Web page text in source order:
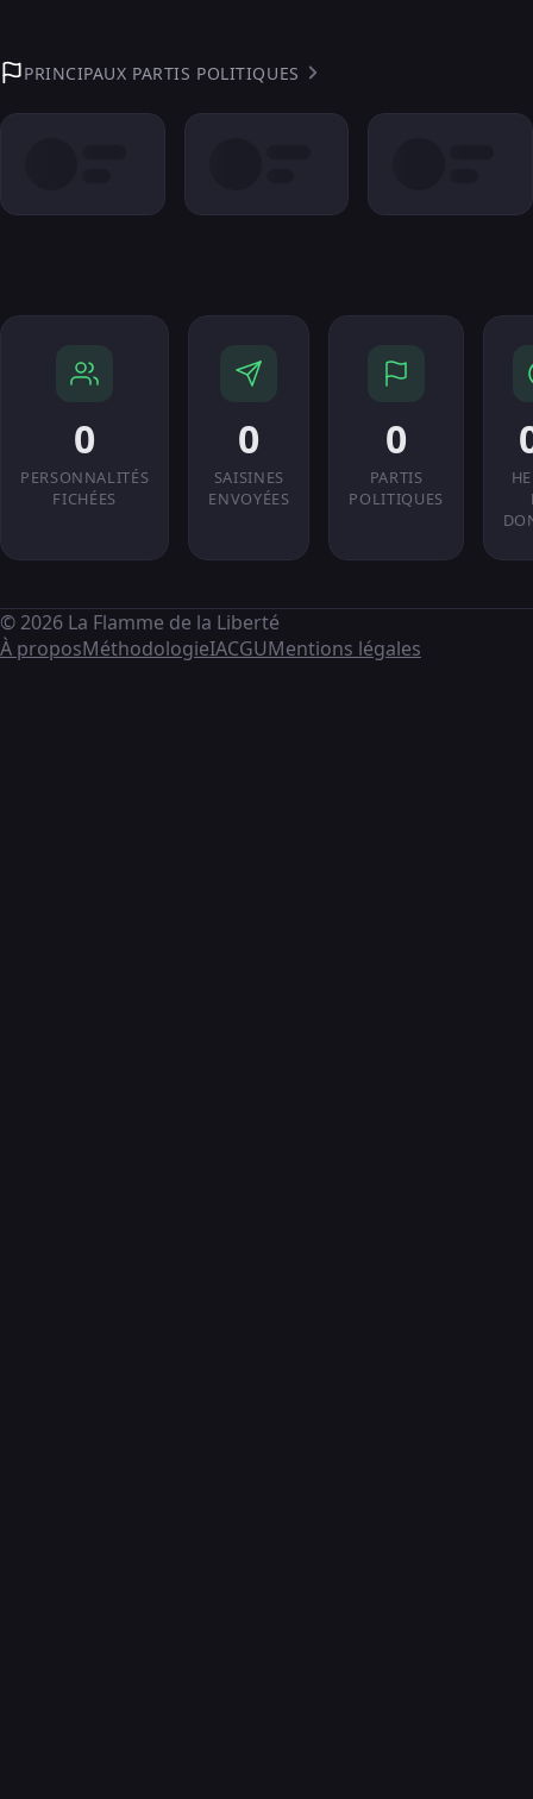
PRINCIPAUX PARTIS POLITIQUES
0
PERSONNALITÉS
FICHÉES
0
SAISINES
ENVOYÉES
0
PARTIS
POLITIQUES
© 2026 La Flamme de la Liberté
À proposMéthodologieIACGUMentions légales